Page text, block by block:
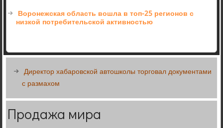
Воронежская область вошла в топ-25 регионов с
низкой потребительской активностью
Директор хабаровской автошколы торговал документами
с размахом
Продажа мира